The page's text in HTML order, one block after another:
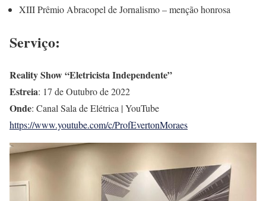
XIII Prêmio Abracopel de Jornalismo – menção honrosa
Serviço:
Reality Show “Eletricista Independente”
Estreia: 17 de Outubro de 2022
Onde: Canal Sala de Elétrica | YouTube
https://www.youtube.com/c/ProfEvertonMoraes